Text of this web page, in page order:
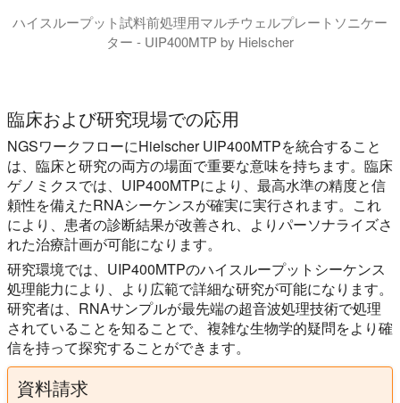
ハイスループット試料前処理用マルチウェルプレートソニケー
ター - UIP400MTP by Hielscher
臨床および研究現場での応用
NGSワークフローにHielscher UIP400MTPを統合すること
は、臨床と研究の両方の場面で重要な意味を持ちます。臨床
ゲノミクスでは、UIP400MTPにより、最高水準の精度と信
頼性を備えたRNAシーケンスが確実に実行されます。これ
により、患者の診断結果が改善され、よりパーソナライズさ
れた治療計画が可能になります。
研究環境では、UIP400MTPのハイスループットシーケンス
処理能力により、より広範で詳細な研究が可能になります。
研究者は、RNAサンプルが最先端の超音波処理技術で処理
されていることを知ることで、複雑な生物学的疑問をより確
信を持って探究することができます。
資料請求